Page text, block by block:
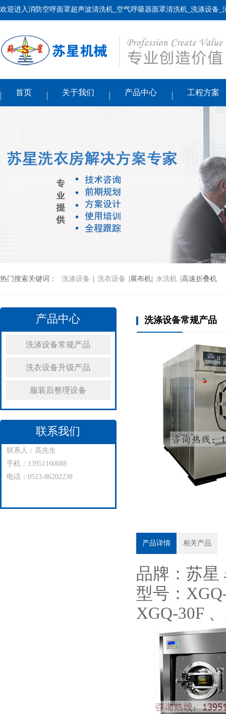
欢迎进入消防空呼面罩超声波清洗机_空气呼吸器面罩清洗机_洗涤设备
首页 关于我们 产品中心 工程方案
热门搜索关键词： 洗涤设备 洗衣设备 |展布机| 水洗机 |高速折叠机
产品中心
洗涤设备常规产品
洗衣设备升级产品
服装后整理设备
联系我们
联系人：高先生
手机：13951160688
电话：0523-86202238
洗涤设备常规产品
产品详情 相关产品
品牌：苏星
型号：
XGQ-30F